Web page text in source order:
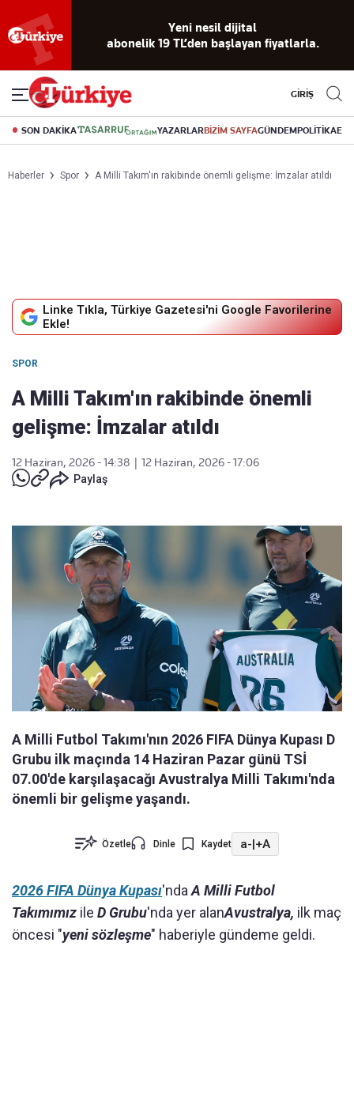
Yeni nesil dijital
abonelik 19 TL’den başlayan fiyatlarla.
GİRİŞ
SON DAKİKA YAZARLARBİZİM SAYFAGÜNDEMPOLİTİKA
Haberler Spor A Milli Takım'ın rakibinde önemli gelişme: İmzalar atıldı
Linke Tıkla, Türkiye Gazetesi'ni Google Favorilerine
Ekle!
SPOR
A Milli Takım'ın rakibinde önemli
gelişme: İmzalar atıldı
12 Haziran, 2026 - 14:38
12 Haziran, 2026 - 17:06
Paylaş
A Milli Futbol Takımı'nın 2026 FIFA Dünya Kupası D
Grubu ilk maçında 14 Haziran Pazar günü TSİ
07.00'de karşılaşacağı Avustralya Milli Takımı'nda
önemli bir gelişme yaşandı.
Özetle Dinle Kaydet a-|+A
2026 FIFA Dünya Kupası'ndaA Milli Futbol
Takımımız ile D Grubu'nda yer alanAvustralya, ilk maç
öncesi "yeni sözleşme" haberiyle gündeme geldi.